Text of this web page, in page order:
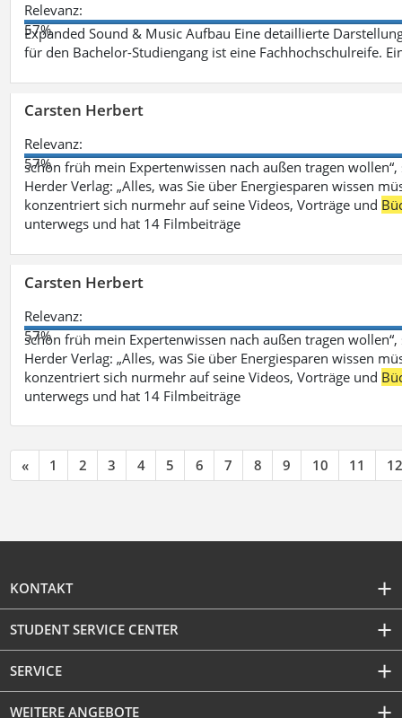
Relevanz:
57%
Expanded Sound & Music Aufbau Eine detaillierte
für den Bachelor-Studiengang ist eine Fachhochschulreife.
Carsten Herbert
Relevanz:
57%
schon früh mein Expertenwissen nach außen tragen
Herder Verlag: „Alles, was Sie über Energiesparen wissen
konzentriert sich nurmehr auf seine Videos, Vorträge und
unterwegs und hat 14 Filmbeiträge
Carsten Herbert
Relevanz:
57%
schon früh mein Expertenwissen nach außen tragen
Herder Verlag: „Alles, was Sie über Energiesparen wissen
konzentriert sich nurmehr auf seine Videos, Vorträge und
unterwegs und hat 14 Filmbeiträge
« 1 2 3 4 5 6 7 8 9 10 11 12
KONTAKT
STUDENT SERVICE CENTER
SERVICE
WEITERE ANGEBOTE